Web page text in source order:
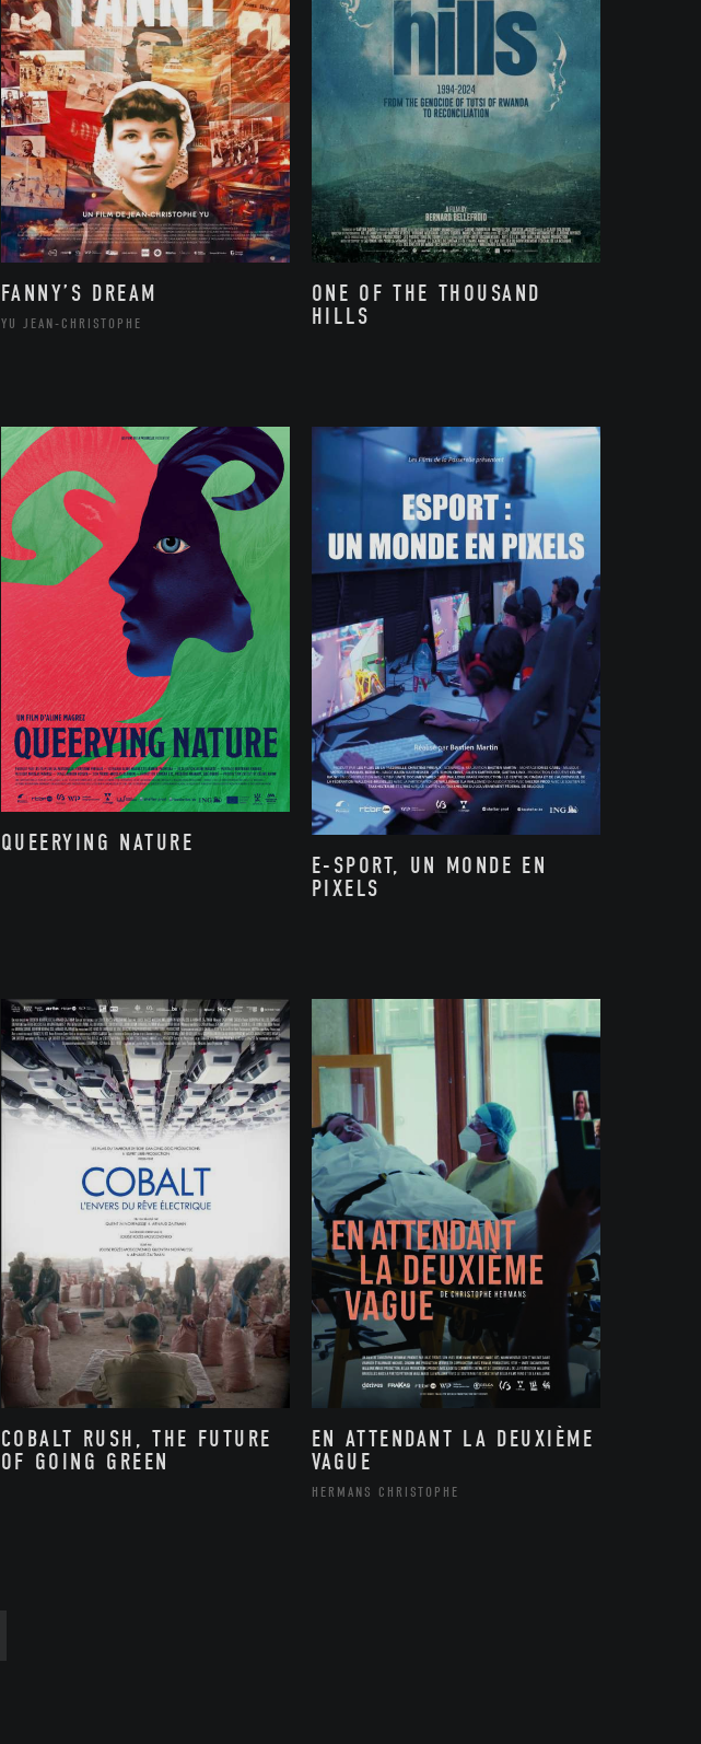
FANNY’S DREAM
YU JEAN-CHRISTOPHE
ONE OF THE THOUSAND
HILLS
QUEERYING NATURE
E-SPORT, UN MONDE EN
PIXELS
COBALT RUSH, THE FUTURE
OF GOING GREEN
EN ATTENDANT LA DEUXIÈME
VAGUE
HERMANS CHRISTOPHE